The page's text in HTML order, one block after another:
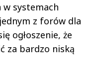
systemach
z forów dla
ogłoszenie, że
za bardzo niską